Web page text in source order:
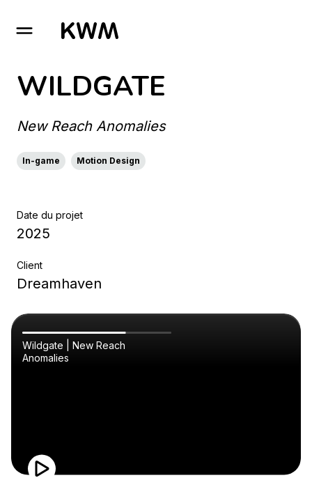
GO TO HOMEPAGE
WILDGATE
New Reach Anomalies
In-game Motion Design
Date du projet
2025
Client
Dreamhaven
Wildgate | New Reach
Anomalies